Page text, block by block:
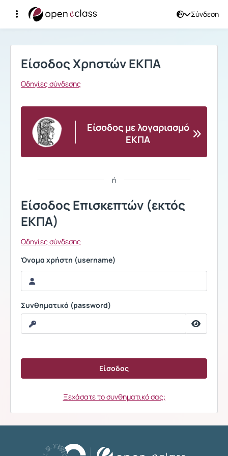
Σύνδεση
Σύνδεση
Είσοδος Χρηστών ΕΚΠΑ
Οδηγίες σύνδεσης
Είσοδος με λογαριασμό
ΕΚΠΑ
ή
Είσοδος Επισκεπτών (εκτός
ΕΚΠΑ)
Οδηγίες σύνδεσης
Όνομα χρήστη (username)
Συνθηματικό (password)
Ξεχάσατε το συνθηματικό σας;